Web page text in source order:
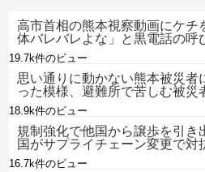
高市首相の熊本視察動画にケチ
体バレバレよな」と黒電話の
19.7k件のビュー
思い通りに動かない熊本被災者
った模様、避難所で苦しむ被
18.9k件のビュー
規制強化で他国から譲歩を引き
国がサプライチェーン変更で
16.7k件のビュー